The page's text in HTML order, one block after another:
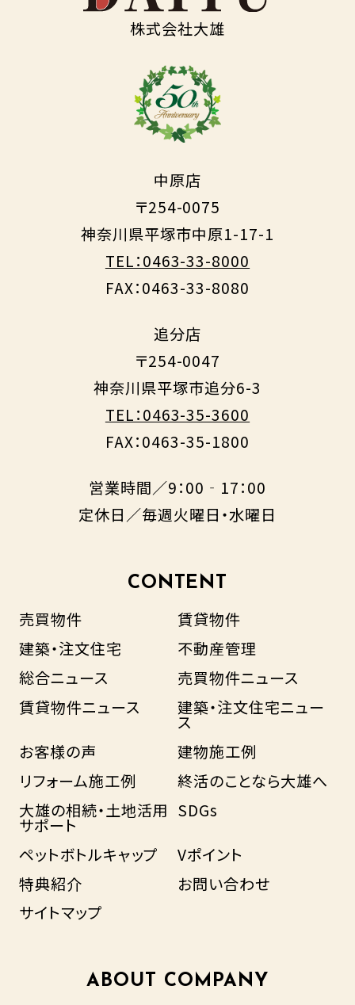
株式会社大雄
中原店
〒254-0075
神奈川県平塚市中原1-17-1
TEL：0463-33-8000
FAX：0463-33-8080
追分店
〒254-0047
神奈川県平塚市追分6-3
TEL：0463-35-3600
FAX：0463-35-1800
営業時間／9：00‐17：00
定休日／毎週火曜日・水曜日
CONTENT
売買物件
賃貸物件
建築・注文住宅
不動産管理
総合ニュース
売買物件ニュース
賃貸物件ニュース
建築・注文住宅ニュー
ス
お客様の声
建物施工例
リフォーム施工例
終活のことなら大雄へ
大雄の相続・土地活用
サポート
SDGs
ペットボトルキャップ
Vポイント
特典紹介
お問い合わせ
サイトマップ
ABOUT COMPANY